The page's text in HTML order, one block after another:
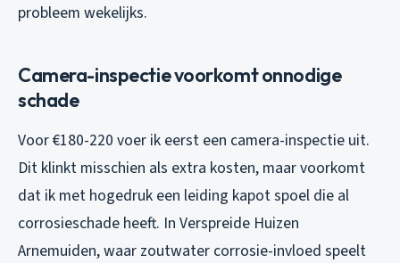
probleem wekelijks.
Camera-inspectie voorkomt onnodige
schade
Voor €180-220 voer ik eerst een camera-inspectie uit.
Dit klinkt misschien als extra kosten, maar voorkomt
dat ik met hogedruk een leiding kapot spoel die al
corrosieschade heeft. In Verspreide Huizen
Arnemuiden, waar zoutwater corrosie-invloed speelt